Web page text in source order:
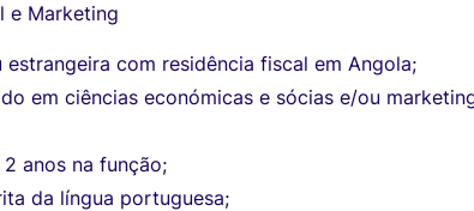
e Marketing
estrangeira com residência fiscal em Angola;
em ciências económicas e sócias e/ou
anos na função;
da língua portuguesa;